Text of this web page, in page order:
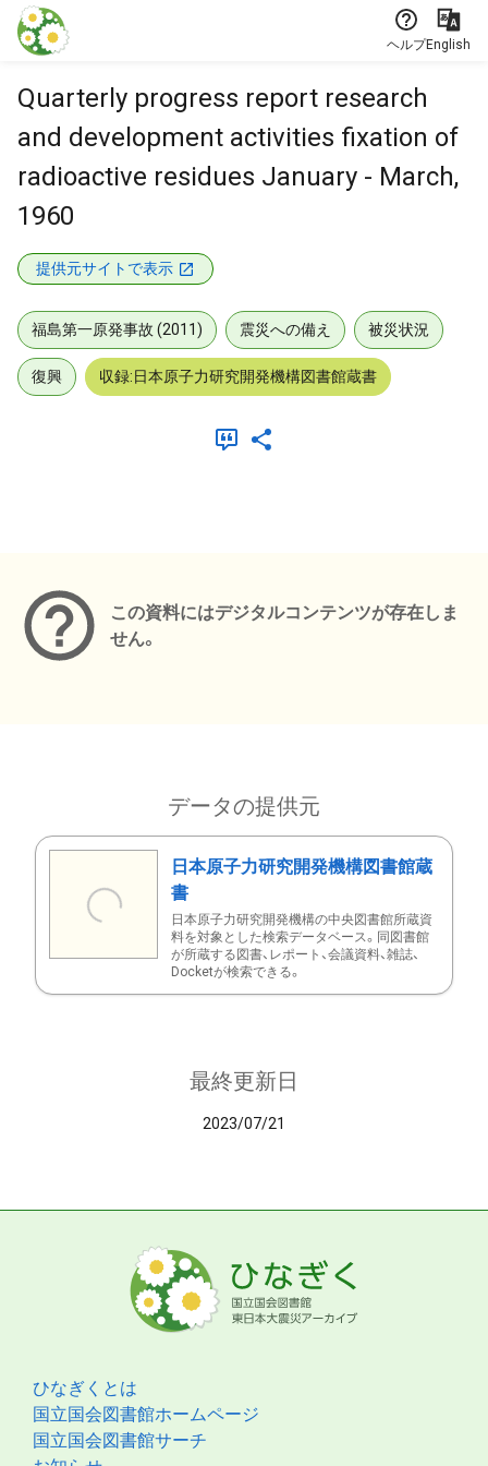
本文に飛ぶ
ヘルプEnglish
Quarterly progress report research
and development activities fixation of
radioactive residues January - March,
1960
提供元サイトで表示
福島第一原発事故 (2011) 震災への備え 被災状況
復興 収録:日本原子力研究開発機構図書館蔵書
この資料にはデジタルコンテンツが存在しま
せん。
データの提供元
日本原子力研究開発機構図書館蔵
書
日本原子力研究開発機構の中央図書館所蔵資
料を対象とした検索データベース。同図書館
が所蔵する図書、レポート、会議資料、雑誌、
Docketが検索できる。
最終更新日
2023/07/21
ひなぎくとは
国立国会図書館ホームページ
国立国会図書館サーチ